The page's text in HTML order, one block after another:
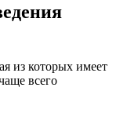
из которых имеет
всего